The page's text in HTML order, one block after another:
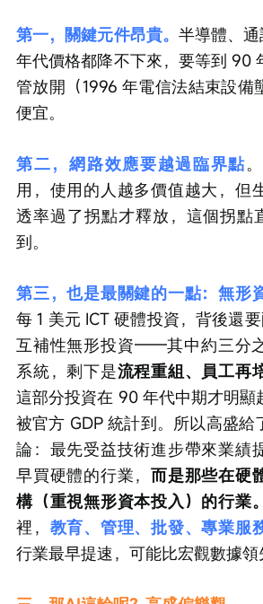
第一，關鍵元件昂貴。 半導體、
年代價格都降不下來，要等到 90
管放開（1996 年電信法結束設備
便宜。
第二，網路效應要越過臨界點
用，使用的人越多價值越大，但
透率過了拐點才釋放，這個拐點
到。
第三，也是最關鍵的一點：無形
每 1 美元 ICT 硬體投資，背後還
互補性無形投資——其中約三分
系統，剩下是流程重組、員工再
這部分投資在 90 年代中期才明顯
被官方 GDP 統計到。所以高盛給
論：最先受益技術進步帶來業績
早買硬體的行業，而是那些在硬
構（重視無形資本投入）的行業
裡， 教育、管理、批發、專業服
行業最早提速，可能比宏觀數據領